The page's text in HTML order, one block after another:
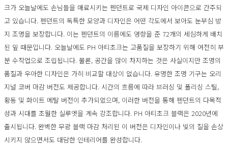
크가 오늘날에도 손님들을 매료시키는 펜던트로 국제 디자인 아이콘으로 간주되
고 있습니다. 펜던트의 독특한 모양과 디자인은 어떤 각도에서 보아도 눈부심 방
지 조명을 보장합니다. 이는 펜던트의 이름에도 영향을 준 72개의 세심하게 배치
된 잎 때문입니다. 오늘날에도 PH 아티초크는 고품질을 보장하기 위해 여전히 부
분 수작업으로 조립됩니다. 물론, 공간을 많이 차지하는 것은 사실이지만 조명의
품질과 우아한 디자인은 가히 비교할 대상이 없습니다. 유명한 조명 기구는 오리
지널 코버 마감 버전도 제공합니다. 시간의 흐름에 따라 브러싱 및 폴리싱 스틸,
황동 및 화이트 메탈 버전이 추가되었으며, 이러한 버전을 통해 펜던트의 다목적
성과 시대를 초월한 실루엣을 계속 강조합니다. PH 아티초크 블랙은 2020년에
출시됩니다. 완벽한 무광 블랙 마감 처리된 이 버전은 디자인이나 빛의 질을 손상
시키지 않으면서도 대담한 인테리어를 완성합니다.